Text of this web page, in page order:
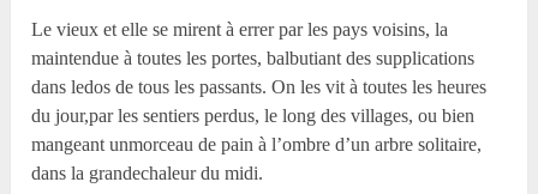
Le vieux et elle se mirent à errer par les pays voisins, la
maintendue à toutes les portes, balbutiant des supplications
dans ledos de tous les passants. On les vit à toutes les heures
du jour,par les sentiers perdus, le long des villages, ou bien
mangeant unmorceau de pain à l’ombre d’un arbre solitaire,
dans la grandechaleur du midi.